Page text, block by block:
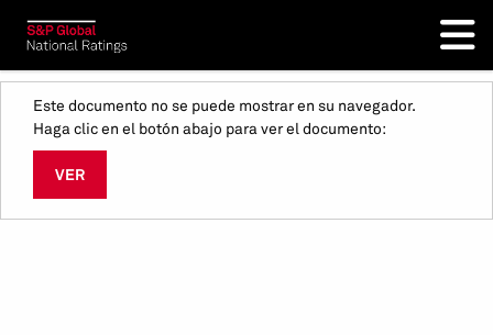
Este documento no se puede mostrar en su navegador.
Haga clic en el botón abajo para ver el documento:
VER